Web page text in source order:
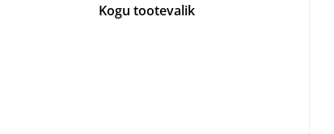
Kogu tootevalik